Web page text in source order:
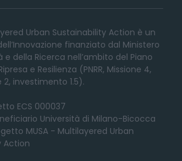
Urban Sustainability Action è un
finanziato dal Ministero
e della Ricerca nell’ambito del Piano
e Resilienza (PNRR, Missione 4,
investimento 1.5).
ECS 000037
Università di Milano-Bicocca
MUSA - Multilayered Urban
Action